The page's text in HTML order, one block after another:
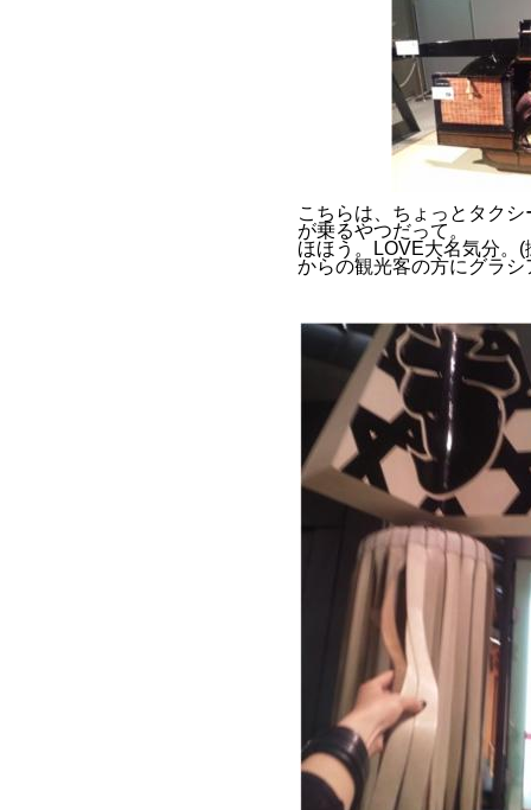
こちらは、ちょっとタク
が乗るやつだって。
ほほう。LOVE大名気分。
からの観光客の方にグラシ